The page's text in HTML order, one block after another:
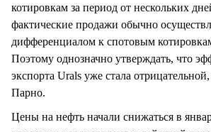
котировкам за период от нескольких
фактические продажи обычно
дифференциалом к спотовым
Поэтому однозначно утверждать, что
экспорта Urals уже стала
Парно.
Цены на нефть начали снижаться в